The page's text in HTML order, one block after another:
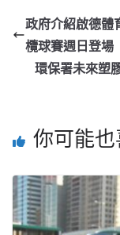
政府介紹啟德體
欖球賽週日登場
環保署未來塑
你可能